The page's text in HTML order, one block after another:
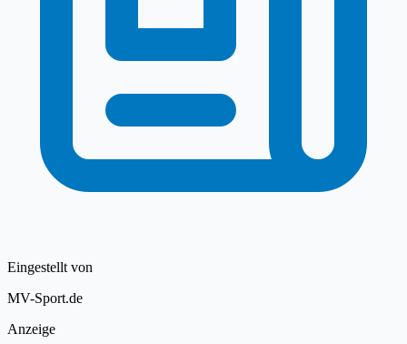
Eingestellt von
MV-Sport.de
Anzeige